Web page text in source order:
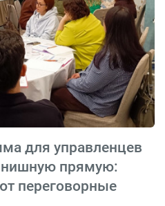
для управленцев
прямую:
переговорные